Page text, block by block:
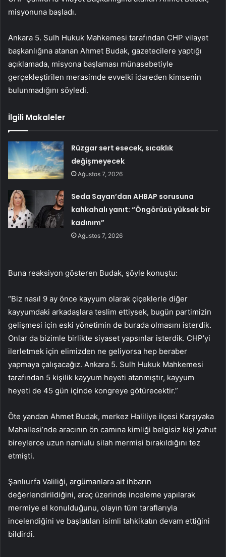
misyonuna başladı.
Ankara 5. Sulh Hukuk Mahkemesi tarafından CHP vilayet
başkanlığına atanan Ahmet Budak, gazetecilere yaptığı
açıklamada, misyona başlaması münasebetiyle
gerçekleştirilen merasimde evvelki idareden kimsenin
bulunmadığını söyledi.
İlgili Makaleler
Rüzgar sert esecek, sıcaklık
değişmeyecek
Ağustos 7, 2026
Seda Sayan’dan AHBAP sorusuna
kahkahalı yanıt: “Öngörüsü yüksek bir
kadınım”
Ağustos 7, 2026
Buna reaksiyon gösteren Budak, şöyle konuştu:
“Biz nasıl 9 ay önce kayyum olarak çiçeklerle diğer
kayyumdaki arkadaşlara teslim ettiysek, bugün partimizin
gelişmesi için eski yönetimin de burada olmasını isterdik.
Onlar da bizimle birlikte siyaset yapsınlar isterdik. CHP’yi
ilerletmek için elimizden ne geliyorsa hep beraber
yapmaya çalışacağız. Ankara 5. Sulh Hukuk Mahkemesi
tarafından 5 kişilik kayyum heyeti atanmıştır, kayyum
heyeti de 45 gün içinde kongreye götürecektir.”
Öte yandan Ahmet Budak, merkez Haliliye ilçesi Karşıyaka
Mahallesi’nde aracının ön camına kimliği belgisiz kişi yahut
bireylerce uzun namlulu silah mermisi bırakıldığını tez
etmişti.
Şanlıurfa Valiliği, argümanlara ait ihbarın
değerlendirildiğini, araç üzerinde inceleme yapılarak
mermiye el konulduğunu, olayın tüm taraflarıyla
incelendiğini ve başlatılan isimli tahkikatın devam ettiğini
bildirdi.